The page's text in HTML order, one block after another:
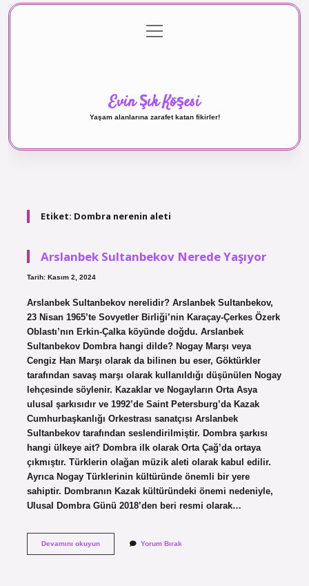
Gizlilik Politikası
menüyü
aç
Evin Şık Köşesi
Yaşam alanlarına zarafet katan fikirler!
Etiket: Dombra nerenin aleti
Arslanbek Sultanbekov Nerede Yaşıyor
Tarih: Kasım 2, 2024
Arslanbek Sultanbekov nerelidir? Arslanbek Sultanbekov,
23 Nisan 1965’te Sovyetler Birliği’nin Karaçay-Çerkes Özerk
Oblastı’nın Erkin-Çalka köyünde doğdu. Arslanbek
Sultanbekov Dombra hangi dilde? Nogay Marşı veya
Cengiz Han Marşı olarak da bilinen bu eser, Göktürkler
tarafından savaş marşı olarak kullanıldığı düşünülen Nogay
lehçesinde söylenir. Kazaklar ve Nogayların Orta Asya
ulusal şarkısıdır ve 1992’de Saint Petersburg’da Kazak
Cumhurbaşkanlığı Orkestrası sanatçısı Arslanbek
Sultanbekov tarafından seslendirilmiştir. Dombra şarkısı
hangi ülkeye ait? Dombra ilk olarak Orta Çağ’da ortaya
çıkmıştır. Türklerin olağan müzik aleti olarak kabul edilir.
Ayrıca Nogay Türklerinin kültüründe önemli bir yere
sahiptir. Dombranın Kazak kültüründeki önemi nedeniyle,
Ulusal Dombra Günü 2018’den beri resmi olarak…
Devamını okuyunArslanbek
Yorum Bırak